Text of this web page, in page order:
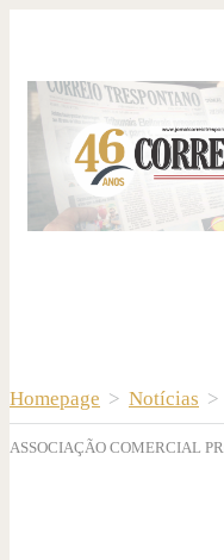
Homepage > Notícias >
ASSOCIAÇÃO COMERCIAL